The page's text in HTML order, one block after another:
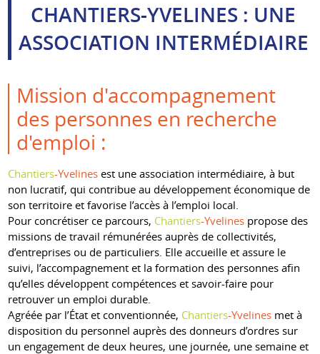
CHANTIERS-YVELINES : UNE
ASSOCIATION INTERMÉDIAIRE
Mission d'accompagnement
des personnes en recherche
d'emploi :
Chantiers-Yvelines est une association intermédiaire, à but
non lucratif, qui contribue au développement économique de
son territoire et favorise l’accès à l’emploi local.
Pour concrétiser ce parcours, Chantiers-Yvelines propose des
missions de travail rémunérées auprès de collectivités,
d’entreprises ou de particuliers. Elle accueille et assure le
suivi, l’accompagnement et la formation des personnes afin
qu’elles développent compétences et savoir-faire pour
retrouver un emploi durable.
Agréée par l’État et conventionnée, Chantiers-Yvelines met à
disposition du personnel auprès des donneurs d’ordres sur
un engagement de deux heures, une journée, une semaine et